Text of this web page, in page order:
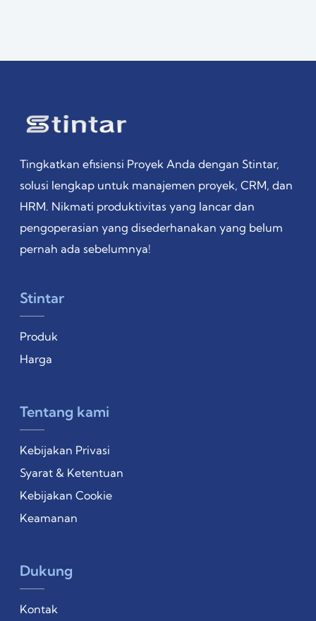
Tingkatkan efisiensi Proyek Anda dengan Stintar,
solusi lengkap untuk manajemen proyek, CRM, dan
HRM. Nikmati produktivitas yang lancar dan
pengoperasian yang disederhanakan yang belum
pernah ada sebelumnya!
Stintar
Produk
Harga
Tentang kami
Kebijakan Privasi
Syarat & Ketentuan
Kebijakan Cookie
Keamanan
Dukung
Kontak